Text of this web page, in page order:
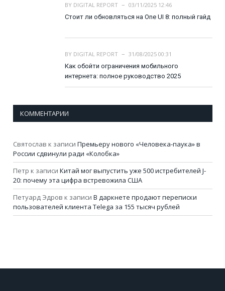
BY DIGITAL REPORT
03/11/2025 12:46
Стоит ли обновляться на One UI 8: полный гайд
BY DIGITAL REPORT
31/08/2025 00:31
Как обойти ограничения мобильного
интернета: полное руководство 2025
КОММЕНТАРИИ
Святослав к записи Премьеру нового «Человека-паука» в
России сдвинули ради «Колобка»
Петр к записи Китай мог выпустить уже 500 истребителей J-
20: почему эта цифра встревожила США
Петуард Эдров к записи В даркнете продают переписки
пользователей клиента Telega за 155 тысяч рублей